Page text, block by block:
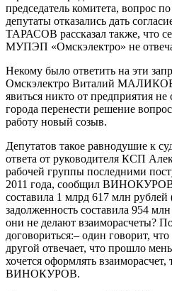
председатель комитета, вопрос
депутаты отказались дать
ТАРАСОВ рассказал также, что
МУПЭП «Омскэлектро» не
Некому было ответить на эти
Омскэлектро Виталий МАЛИКОВ
явиться никто от предприятия
города перенести решение
работу новый созыв.
Депутатов такое равнодушие к
ответа от руководителя КСП
рабочей группы последними
2011 года, сообщил ВИНОКУРОВ,
составила 1 млрд 617 млн
задолженность составила 954
они не делают взаиморасчеты?
договориться:– один говорит,
другой отвечает, что прошло
хочется оформлять
ВИНОКУРОВ.